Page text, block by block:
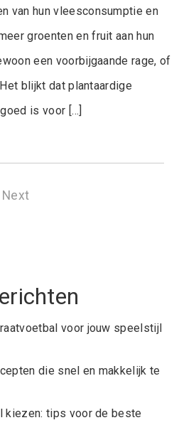
van hun vleesconsumptie en
groenten en fruit aan hun
een voorbijgaande rage, of
blijkt dat plantaardige
is voor […]
Next
voor jouw speelstijl
die snel en makkelijk te
kiezen: tips voor de beste